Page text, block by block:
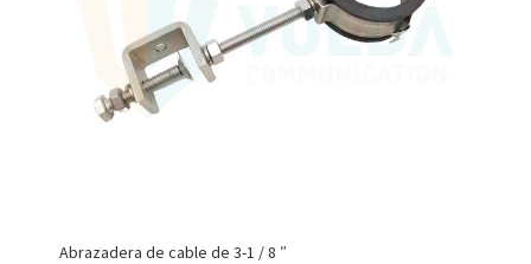
Abrazadera de cable de 3-1 / 8 ″